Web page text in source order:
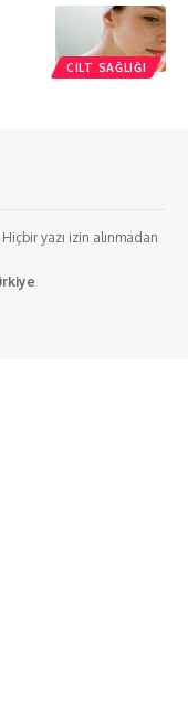
CILT SAĞLIĞI
yazı izin alınmadan